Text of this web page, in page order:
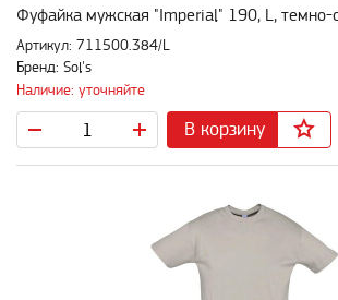
Фуфайка мужская "Imperial" 190, L, темно-
Артикул: 711500.384/L
Бренд: Sol's
Наличие: уточняйте
В корзину